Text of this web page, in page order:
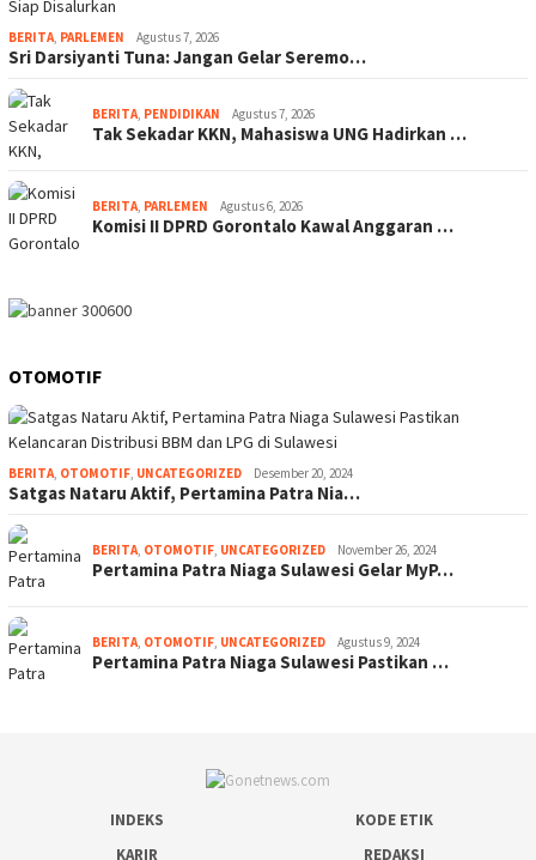
BERITA, PARLEMEN Agustus 7, 2026
Sri Darsiyanti Tuna: Jangan Gelar Seremo…
BERITA, PENDIDIKAN Agustus 7, 2026
Tak Sekadar KKN, Mahasiswa UNG Hadirkan …
BERITA, PARLEMEN Agustus 6, 2026
Komisi II DPRD Gorontalo Kawal Anggaran …
OTOMOTIF
BERITA, OTOMOTIF, UNCATEGORIZED Desember 20, 2024
Satgas Nataru Aktif, Pertamina Patra Nia…
BERITA, OTOMOTIF, UNCATEGORIZED November 26, 2024
Pertamina Patra Niaga Sulawesi Gelar MyP…
BERITA, OTOMOTIF, UNCATEGORIZED Agustus 9, 2024
Pertamina Patra Niaga Sulawesi Pastikan …
INDEKS
KODE ETIK
KARIR
REDAKSI